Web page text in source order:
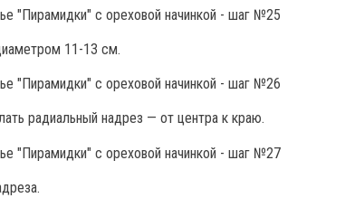
11-13 см.
радиальный надрез — от центра к краю.